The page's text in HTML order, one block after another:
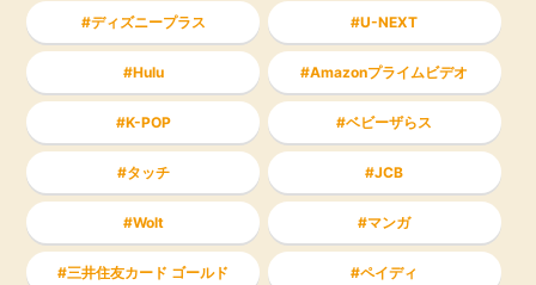
ディズニープラス U-NEXT
Hulu Amazonプライムビデオ
K-POP ベビーザらス
タッチ JCB
Wolt マンガ
三井住友カード ゴールド ペイディ